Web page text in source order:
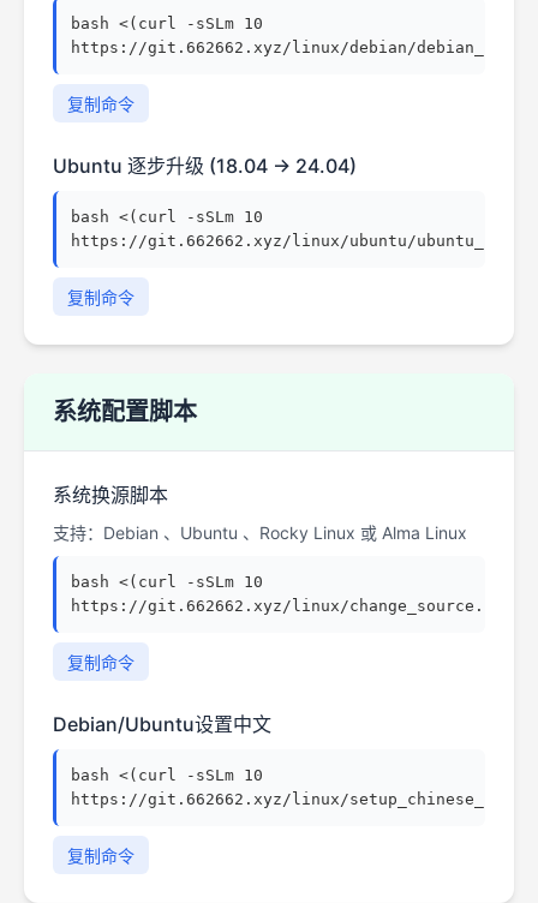
bash <(curl -sSLm 10
https://git.662662.xyz/linux/debian/
复制命令
Ubuntu 逐步升级 (18.04 → 24.04)
bash <(curl -sSLm 10
https://git.662662.xyz/linux/ubuntu/
复制命令
系统配置脚本
系统换源脚本
支持：Debian 、Ubuntu 、Rocky Linux 或 Alma Linux
bash <(curl -sSLm 10
https://git.662662.xyz/linux/change_source.sh)
复制命令
Debian/Ubuntu设置中文
bash <(curl -sSLm 10
https://git.662662.xyz/linux/
复制命令